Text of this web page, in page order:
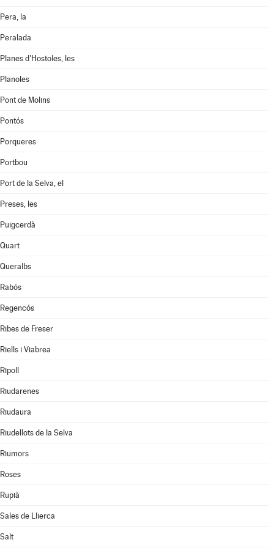
Pera, la
Peralada
Planes d'Hostoles, les
Planoles
Pont de Molins
Pontós
Porqueres
Portbou
Port de la Selva, el
Preses, les
Puigcerdà
Quart
Queralbs
Rabós
Regencós
Ribes de Freser
Riells i Viabrea
Ripoll
Riudarenes
Riudaura
Riudellots de la Selva
Riumors
Roses
Rupià
Sales de Llierca
Salt